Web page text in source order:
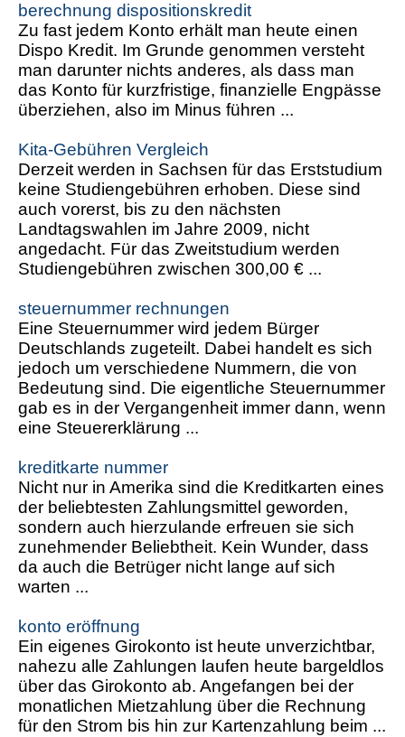
berechnung dispositionskredit
Zu fast jedem Konto erhält man heute einen
Dispo Kredit. Im Grunde genommen versteht
man darunter nichts anderes, als dass man
das Konto für kurzfristige, finanzielle Engpässe
überziehen, also im Minus führen ...
Kita-Gebühren Vergleich
Derzeit werden in Sachsen für das Erststudium
keine Studiengebühren erhoben. Diese sind
auch vorerst, bis zu den nächsten
Landtagswahlen im Jahre 2009, nicht
angedacht. Für das Zweitstudium werden
Studiengebühren zwischen 300,00 € ...
steuernummer rechnungen
Eine Steuernummer wird jedem Bürger
Deutschlands zugeteilt. Dabei handelt es sich
jedoch um verschiedene Nummern, die von
Bedeutung sind. Die eigentliche Steuernummer
gab es in der Vergangenheit immer dann, wenn
eine Steuererklärung ...
kreditkarte nummer
Nicht nur in Amerika sind die Kreditkarten eines
der beliebtesten Zahlungsmittel geworden,
sondern auch hierzulande erfreuen sie sich
zunehmender Beliebtheit. Kein Wunder, dass
da auch die Betrüger nicht lange auf sich
warten ...
konto eröffnung
Ein eigenes Girokonto ist heute unverzichtbar,
nahezu alle Zahlungen laufen heute bargeldlos
über das Girokonto ab. Angefangen bei der
monatlichen Mietzahlung über die Rechnung
für den Strom bis hin zur Kartenzahlung beim ...